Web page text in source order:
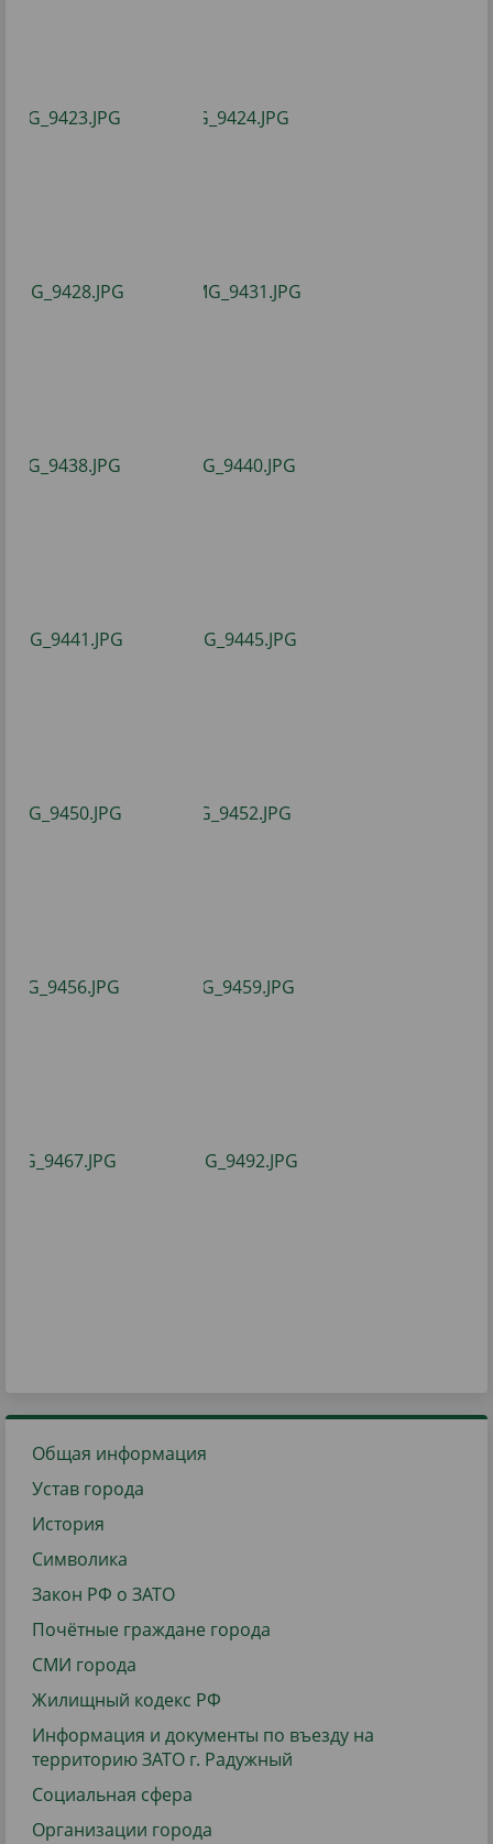
Общая информация
Устав города
История
Символика
Закон РФ о ЗАТО
Почётные граждане города
СМИ города
Жилищный кодекс РФ
Информация и документы по въезду на
территорию ЗАТО г. Радужный
Социальная сфера
Организации города